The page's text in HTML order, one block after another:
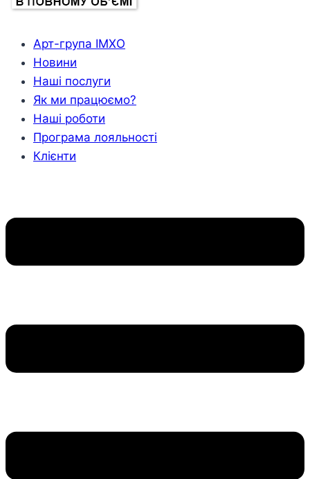
Арт-група ІМХО
Новини
Наші послуги
Як ми працюємо?
Наші роботи
Програма лояльності
Клієнти